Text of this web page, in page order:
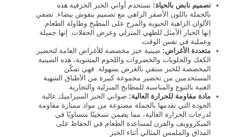
تصميم نابض بالحياة: تستخدم أواني الخبز الخزفية هذه
بالجملة باللون الأصفر الزاهي مع تصميم بنقوش بيضاء. تضفي
الألوان الزاهية الحيوية والمرح على المطبخ وطاولة الطعام.
إنها الخيار الأمثل للطهي المنزلي وعرض الحفلات. إنها جميلة
وعملية في نفس الوقت.
متعددة الأغراض: صينية خبز مخصصة للأغراض العامة لتحضير
الكعك والحلويات والخضروات واللحوم المشوية، هذه الصينية
المخصصة للخبز ستفي بالغرض بسهولة. فهي تمكّن
المستخدمين من تحضير مجموعة كبيرة من الأطباق الشهية
الغنية بالتنوع والمناسبة للمطابخ المنزلية والتجارية.
مادة مقاومة للحرارة العالية: صواني الخبز السيراميك عالية
الجودة التي نقدمها بالجملة مصنوعة من مواد ممتازة مقاومة
لدرجات الحرارة العالية، مما يضمن تسخينًا متساويًا في
الميكروويف والفرن لمساعدة الطعام في الحفاظ على
المذاق والملمس المثالي أثناء الخبز.